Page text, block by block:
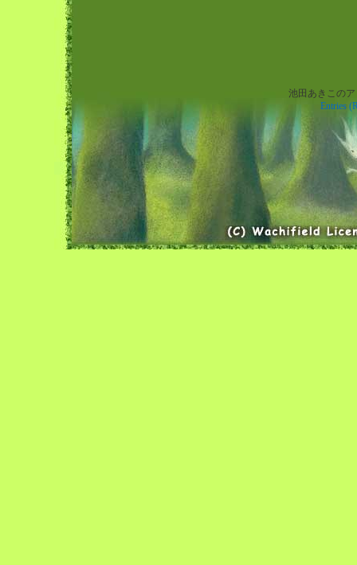
Warning
: preg_replace(): The /e modifier is no longer supported, use
instead in
/home/xs697964/wachi.co.jp/public_html/blog.wachi.co.jp/wp-
content/themes/wachiforest/footer.php
池田あきこのア
Entries